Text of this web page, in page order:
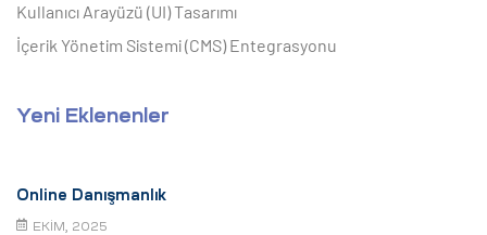
Kullanıcı Arayüzü (UI) Tasarımı
İçerik Yönetim Sistemi (CMS) Entegrasyonu
Yeni Eklenenler
Online Danışmanlık
EKIM, 2025